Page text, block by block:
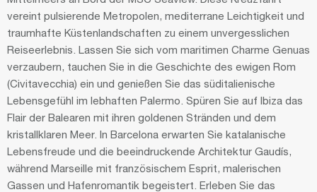
vereint pulsierende Metropolen, mediterrane Leichtigkeit und
traumhafte Küstenlandschaften zu einem unvergesslichen
Reiseerlebnis. Lassen Sie sich vom maritimen Charme Genuas
verzaubern, tauchen Sie in die Geschichte des ewigen Rom
(Civitavecchia) ein und genießen Sie das süditalienische
Lebensgefühl im lebhaften Palermo. Spüren Sie auf Ibiza das
Flair der Balearen mit ihren goldenen Stränden und dem
kristallklaren Meer. In Barcelona erwarten Sie katalanische
Lebensfreude und die beeindruckende Architektur Gaudís,
während Marseille mit französischem Esprit, malerischen
Gassen und Hafenromantik begeistert. Erleben Sie das